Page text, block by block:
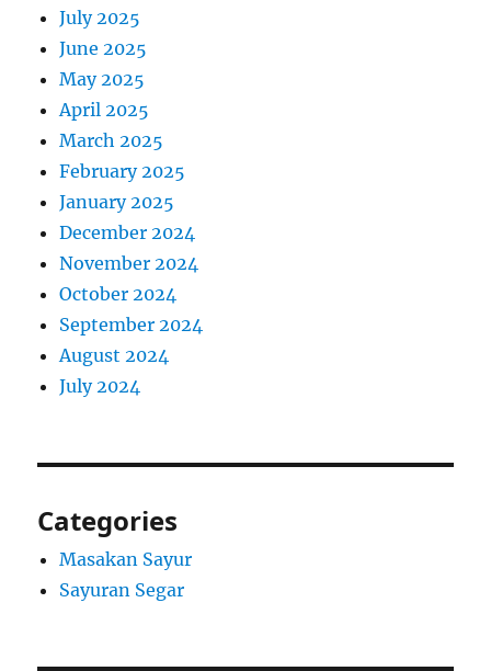
July 2025
June 2025
May 2025
April 2025
March 2025
February 2025
January 2025
December 2024
November 2024
October 2024
September 2024
August 2024
July 2024
Categories
Masakan Sayur
Sayuran Segar